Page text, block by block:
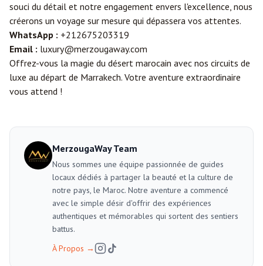
souci du détail et notre engagement envers l'excellence, nous
créerons un voyage sur mesure qui dépassera vos attentes.
WhatsApp : +212675203319
Email : luxury@merzougaway.com
Offrez-vous la magie du désert marocain avec nos circuits de
luxe au départ de Marrakech. Votre aventure extraordinaire
vous attend !
MerzougaWay Team
Nous sommes une équipe passionnée de guides
locaux dédiés à partager la beauté et la culture de
notre pays, le Maroc. Notre aventure a commencé
avec le simple désir d'offrir des expériences
authentiques et mémorables qui sortent des sentiers
battus.
À Propos →